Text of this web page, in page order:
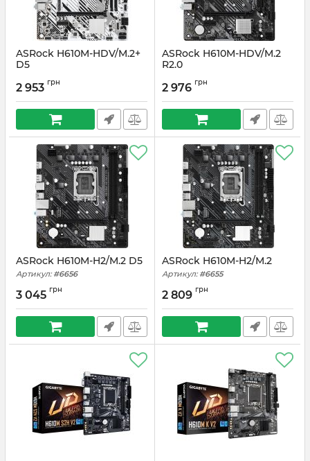
ASRock H610M-HDV/M.2+
D5
2 953 грн
ASRock H610M-HDV/M.2
R2.0
2 976 грн
ASRock H610M-H2/M.2 D5
Артикул: #6656
3 045 грн
ASRock H610M-H2/M.2
Артикул: #6655
2 809 грн